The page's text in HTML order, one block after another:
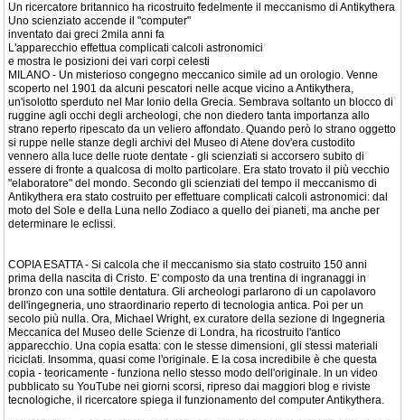
Un ricercatore britannico ha ricostruito fedelmente il meccanismo di Antikythera
Uno scienziato accende il "computer"
inventato dai greci 2mila anni fa
L'apparecchio effettua complicati calcoli astronomici
e mostra le posizioni dei vari corpi celesti
MILANO - Un misterioso congegno meccanico simile ad un orologio. Venne
scoperto nel 1901 da alcuni pescatori nelle acque vicino a Antikythera,
un'isolotto sperduto nel Mar Ionio della Grecia. Sembrava soltanto un blocco di
ruggine agli occhi degli archeologi, che non diedero tanta importanza allo
strano reperto ripescato da un veliero affondato. Quando però lo strano oggetto
si ruppe nelle stanze degli archivi del Museo di Atene dov'era custodito
vennero alla luce delle ruote dentate - gli scienziati si accorsero subito di
essere di fronte a qualcosa di molto particolare. Era stato trovato il più vecchio
"elaboratore" del mondo. Secondo gli scienziati del tempo il meccanismo di
Antikythera era stato costruito per effettuare complicati calcoli astronomici: dal
moto del Sole e della Luna nello Zodiaco a quello dei pianeti, ma anche per
determinare le eclissi.
COPIA ESATTA - Si calcola che il meccanismo sia stato costruito 150 anni
prima della nascita di Cristo. E' composto da una trentina di ingranaggi in
bronzo con una sottile dentatura. Gli archeologi parlarono di un capolavoro
dell'ingegneria, uno straordinario reperto di tecnologia antica. Poi per un
secolo più nulla. Ora, Michael Wright, ex curatore della sezione di Ingegneria
Meccanica del Museo delle Scienze di Londra, ha ricostruito l'antico
apparecchio. Una copia esatta: con le stesse dimensioni, gli stessi materiali
riciclati. Insomma, quasi come l'originale. E la cosa incredibile è che questa
copia - teoricamente - funziona nello stesso modo dell'originale. In un video
pubblicato su YouTube nei giorni scorsi, ripreso dai maggiori blog e riviste
tecnologiche, il ricercatore spiega il funzionamento del computer Antikythera.